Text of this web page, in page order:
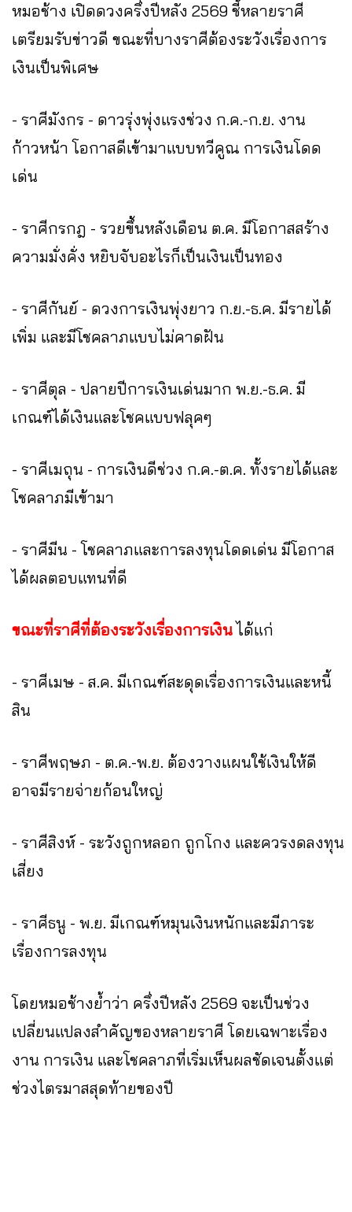
หมอช้าง เปิดดวงครึ่งปีหลัง 2569 ชี้หลายราศี
เตรียมรับข่าวดี ขณะที่บางราศีต้องระวังเรื่องการ
เงินเป็นพิเศษ
- ราศีมังกร - ดาวรุ่งพุ่งแรงช่วง ก.ค.-ก.ย. งาน
ก้าวหน้า โอกาสดีเข้ามาแบบทวีคูณ การเงินโดด
เด่น
- ราศีกรกฎ - รวยขึ้นหลังเดือน ต.ค. มีโอกาสสร้าง
ความมั่งคั่ง หยิบจับอะไรก็เป็นเงินเป็นทอง
- ราศีกันย์ - ดวงการเงินพุ่งยาว ก.ย.-ธ.ค. มีรายได้
เพิ่ม และมีโชคลาภแบบไม่คาดฝัน
- ราศีตุล - ปลายปีการเงินเด่นมาก พ.ย.-ธ.ค. มี
เกณฑ์ได้เงินและโชคแบบฟลุคๆ
- ราศีเมถุน - การเงินดีช่วง ก.ค.-ต.ค. ทั้งรายได้และ
โชคลาภมีเข้ามา
- ราศีมีน - โชคลาภและการลงทุนโดดเด่น มีโอกาส
ได้ผลตอบแทนที่ดี
ขณะที่ราศีที่ต้องระวังเรื่องการเงิน ได้แก่
- ราศีเมษ - ส.ค. มีเกณฑ์สะดุดเรื่องการเงินและหนี้
สิน
- ราศีพฤษภ - ต.ค.-พ.ย. ต้องวางแผนใช้เงินให้ดี
อาจมีรายจ่ายก้อนใหญ่
- ราศีสิงห์ - ระวังถูกหลอก ถูกโกง และควรงดลงทุน
เสี่ยง
- ราศีธนู - พ.ย. มีเกณฑ์หมุนเงินหนักและมีภาระ
เรื่องการลงทุน
โดยหมอช้างย้ำว่า ครึ่งปีหลัง 2569 จะเป็นช่วง
เปลี่ยนแปลงสำคัญของหลายราศี โดยเฉพาะเรื่อง
งาน การเงิน และโชคลาภที่เริ่มเห็นผลชัดเจนตั้งแต่
ช่วงไตรมาสสุดท้ายของปี